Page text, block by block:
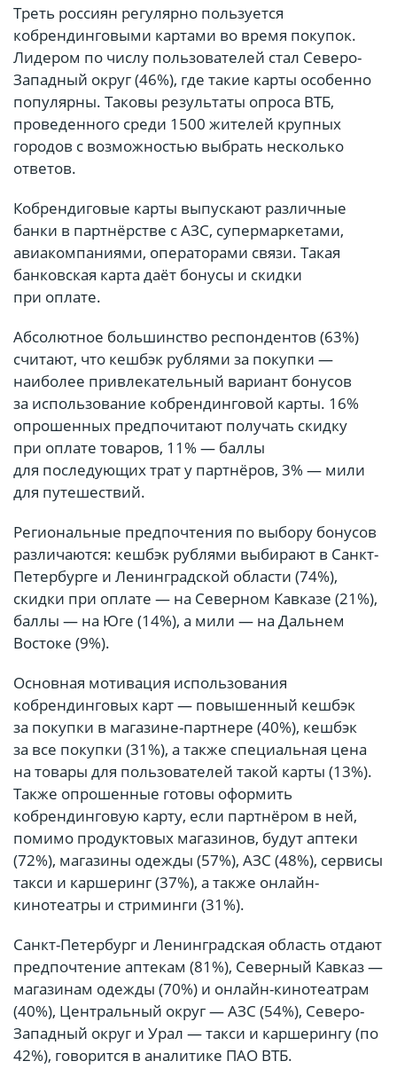
Треть россиян регулярно пользуется
кобрендинговыми картами во время покупок.
Лидером по числу пользователей стал Северо-
Западный округ (46%), где такие карты особенно
популярны. Таковы результаты опроса ВТБ,
проведенного среди 1500 жителей крупных
городов с возможностью выбрать несколько
ответов.
Кобрендиговые карты выпускают различные
банки в партнёрстве с АЗС, супермаркетами,
авиакомпаниями, операторами связи. Такая
банковская карта даёт бонусы и скидки
при оплате.
Абсолютное большинство респондентов (63%)
считают, что кешбэк рублями за покупки —
наиболее привлекательный вариант бонусов
за использование кобрендинговой карты. 16%
опрошенных предпочитают получать скидку
при оплате товаров, 11% — баллы
для последующих трат у партнёров, 3% — мили
для путешествий.
Региональные предпочтения по выбору бонусов
различаются: кешбэк рублями выбирают в Санкт-
Петербурге и Ленинградской области (74%),
скидки при оплате — на Северном Кавказе (21%),
баллы — на Юге (14%), а мили — на Дальнем
Востоке (9%).
Основная мотивация использования
кобрендинговых карт — повышенный кешбэк
за покупки в магазине-партнере (40%), кешбэк
за все покупки (31%), а также специальная цена
на товары для пользователей такой карты (13%).
Также опрошенные готовы оформить
кобрендинговую карту, если партнёром в ней,
помимо продуктовых магазинов, будут аптеки
(72%), магазины одежды (57%), АЗС (48%), сервисы
такси и каршеринг (37%), а также онлайн-
кинотеатры и стриминги (31%).
Санкт-Петербург и Ленинградская область отдают
предпочтение аптекам (81%), Северный Кавказ —
магазинам одежды (70%) и онлайн-кинотеатрам
(40%), Центральный округ — АЗС (54%), Северо-
Западный округ и Урал — такси и каршерингу (по
42%), говорится в аналитике ПАО ВТБ.